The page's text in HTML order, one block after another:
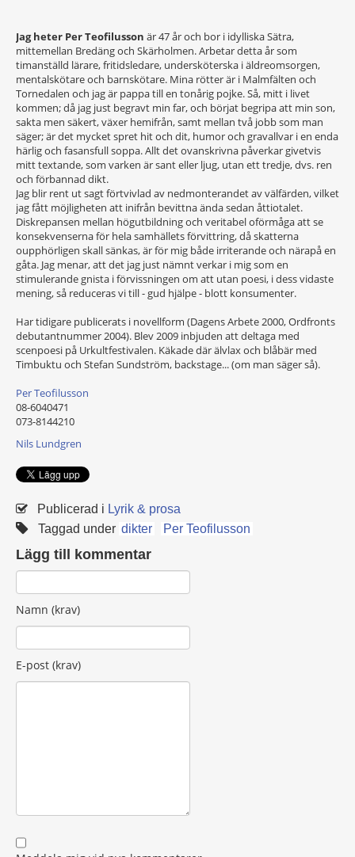
Jag heter Per Teofilusson är 47 år och bor i idylliska Sätra,
mittemellan Bredäng och Skärholmen. Arbetar detta år som
timanställd lärare, fritidsledare, undersköterska i äldreomsorgen,
mentalskötare och barnskötare. Mina rötter är i Malmfälten och
Tornedalen och jag är pappa till en tonårig pojke. Så, mitt i livet
kommen; då jag just begravt min far, och börjat begripa att min son,
sakta men säkert, växer hemifrån, samt mellan två jobb som man
säger; är det mycket spret hit och dit, humor och gravallvar i en enda
härlig och fasansfull soppa. Allt det ovanskrivna påverkar givetvis
mitt textande, som varken är sant eller ljug, utan ett tredje, dvs. ren
och förbannad dikt.
Jag blir rent ut sagt förtvivlad av nedmonterandet av välfärden, vilket
jag fått möjligheten att inifrån bevittna ända sedan åttiotalet.
Diskrepansen mellan högutbildning och veritabel oförmåga att se
konsekvenserna för hela samhällets förvittring, då skatterna
oupphörligen skall sänkas, är för mig både irriterande och närapå en
gåta. Jag menar, att det jag just nämnt verkar i mig som en
stimulerande gnista i förvissningen om att utan poesi, i dess vidaste
mening, så reduceras vi till - gud hjälpe - blott konsumenter.
Har tidigare publicerats i novellform (Dagens Arbete 2000, Ordfronts
debutantnummer 2004). Blev 2009 inbjuden att deltaga med
scenpoesi på Urkultfestivalen. Käkade där älvlax och blåbär med
Timbuktu och Stefan Sundström, backstage... (om man säger så).
Per Teofilusson
08-6040471
073-8144210
Nils Lundgren
Publicerad i Lyrik & prosa
Taggad under dikter Per Teofilusson
Lägg till kommentar
Namn (krav)
E-post (krav)